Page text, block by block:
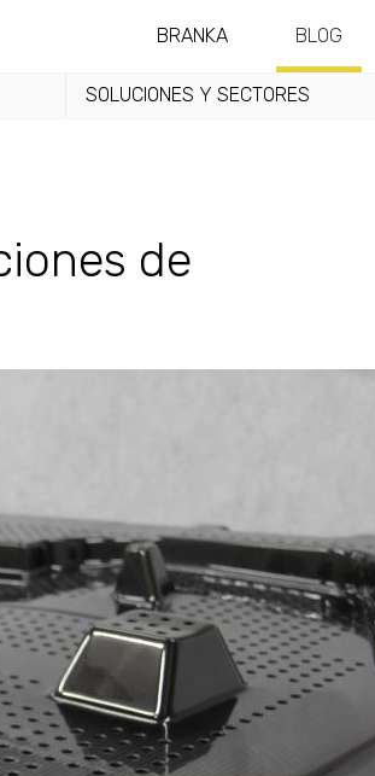
BRANKA BLOG
SOLUCIONES Y SECTORES
de